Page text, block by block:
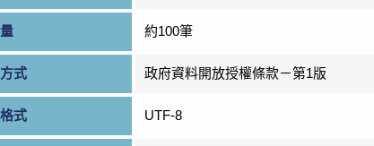
約100筆
式 政府資料開放授權條款－第1版
式 UTF-8